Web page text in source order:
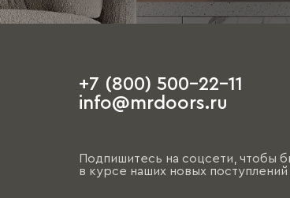
+7 (800) 500-22-11
info@mrdoors.ru
Подпишитесь на соцсети, чтобы
в курсе наших новых поступлений